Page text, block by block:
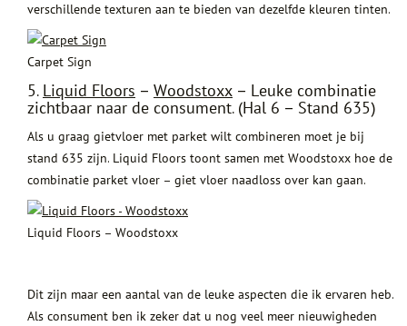
verschillende texturen aan te bieden van dezelfde kleuren tinten.
Carpet Sign
5. Liquid Floors – Woodstoxx – Leuke combinatie
zichtbaar naar de consument. (Hal 6 – Stand 635)
Als u graag gietvloer met parket wilt combineren moet je bij
stand 635 zijn. Liquid Floors toont samen met Woodstoxx hoe de
combinatie parket vloer – giet vloer naadloss over kan gaan.
Liquid Floors – Woodstoxx
Dit zijn maar een aantal van de leuke aspecten die ik ervaren heb.
Als consument ben ik zeker dat u nog veel meer nieuwigheden